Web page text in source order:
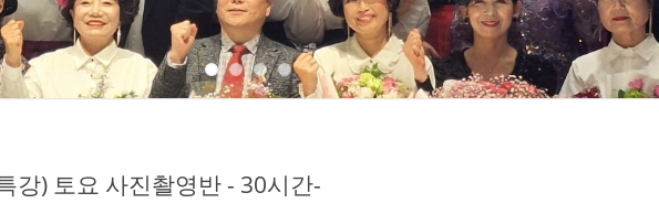
강) 토요 사진촬영반 - 30시간-